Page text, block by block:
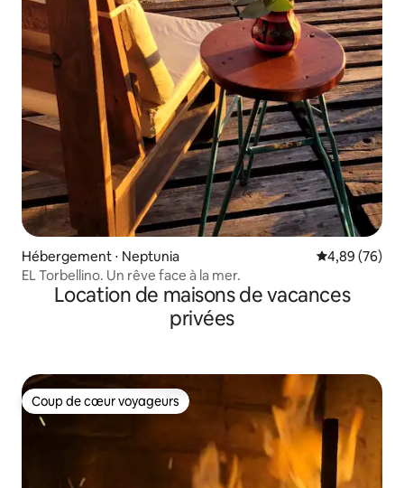
Hébergement ⋅ Neptunia Évaluation
4,89 (76)
EL Torbellino. Un rêve face à la mer.
Location de maisons de vacances
privées
Coup de cœur voyageurs
Coup de cœur voyageurs